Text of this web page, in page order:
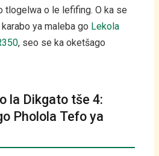
tlogelwa o le lefifing. O ka se
ya maleba go Lekola
, seo se ka oketšago
la Dikgato tše 4:
Pholola Tefo ya